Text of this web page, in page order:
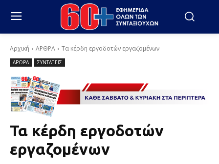
Αρχική ΑΡΘΡΑ Τα κέρδη εργοδοτών εργαζομένων
ΑΡΘΡΑ ΣΥΝΤΑΞΕΙΣ
Τα κέρδη εργοδοτών
εργαζομένων